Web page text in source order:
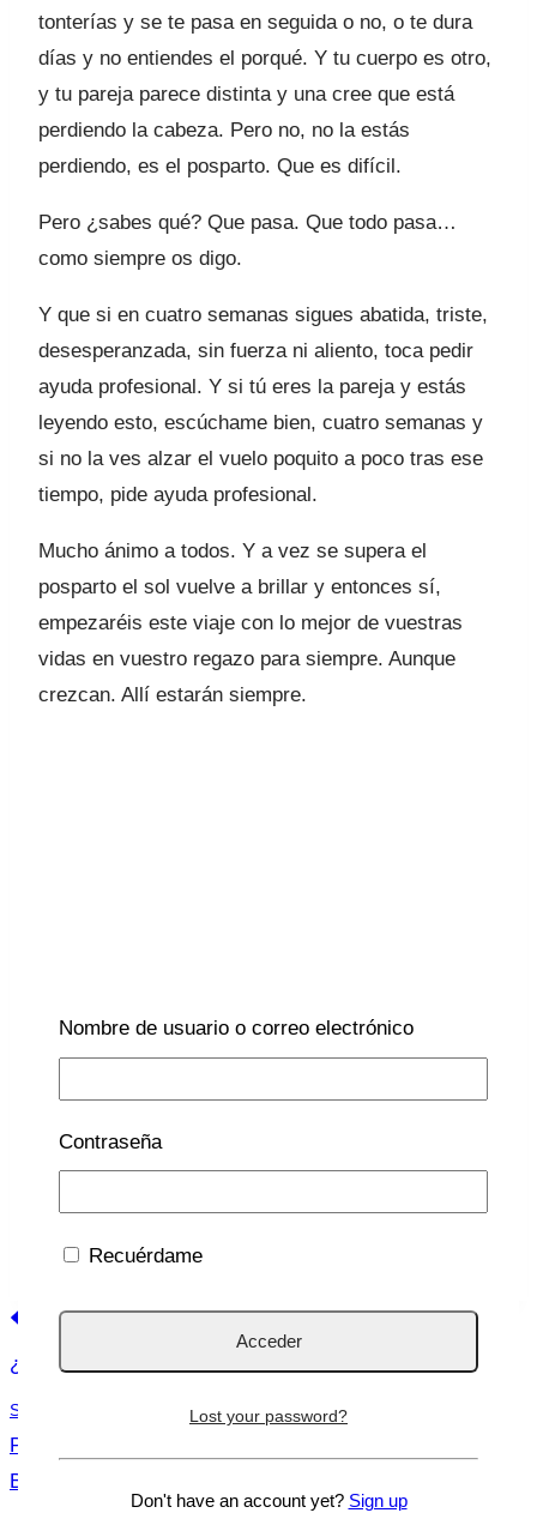
tonterías y se te pasa en seguida o no, o te dura
días y no entiendes el porqué. Y tu cuerpo es otro,
y tu pareja parece distinta y una cree que está
perdiendo la cabeza. Pero no, no la estás
perdiendo, es el posparto. Que es difícil.
Pero ¿sabes qué? Que pasa. Que todo pasa…
como siempre os digo.
Y que si en cuatro semanas sigues abatida, triste,
desesperanzada, sin fuerza ni aliento, toca pedir
ayuda profesional. Y si tú eres la pareja y estás
leyendo esto, escúchame bien, cuatro semanas y
si no la ves alzar el vuelo poquito a poco tras ese
tiempo, pide ayuda profesional.
Mucho ánimo a todos. Y a vez se supera el
posparto el sol vuelve a brillar y entonces sí,
empezaréis este viaje con lo mejor de vuestras
vidas en vuestro regazo para siempre. Aunque
crezcan. Allí estarán siempre.
Puedes seguirme en:
Instagram
TikTok
Etiquetas
lucia mi pediatra#
Navegación
de
entradas
¿Los niños tienen cáncer de piel?
Siguiente
Premio Latido a la Comunicación 2023: Lucía Galán
Bertrand
Nombre de usuario o correo electrónico
Contraseña
Recuérdame
Lost your password?
Don't have an account yet? Sign up